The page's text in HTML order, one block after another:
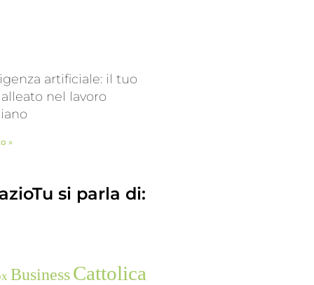
artificiale: il tuo
nel lavoro
»
si parla di:
BusinessCattolica